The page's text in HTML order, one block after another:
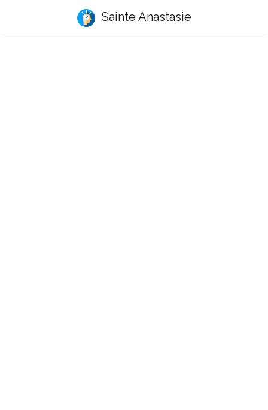
Sainte Anastasie